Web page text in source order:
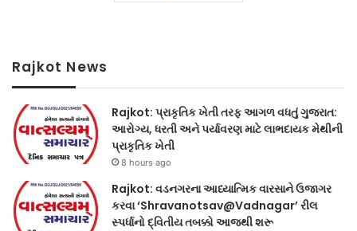
Rajkot News
Rajkot: પ્રાકૃતિક ખેતી તરફ આગળ વધતું ગુજરાત:
આરોગ્ય, ધરતી અને પર્યાવરણ માટે લાભદાયક મેથીની
પ્રાકૃતિક ખેતી
8 hours ago
Rajkot: વડનગરના આધ્યાત્મિક વારસાને ઉજાગર
કરવા ‘Shravanotsav@Vadnagar’ રીલ
સ્પર્ધાનો દ્વિતીય તબક્કો આજથી શરૂ